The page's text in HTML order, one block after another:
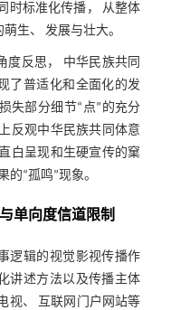
时标准化传播， 从整体
生、 发展与壮大。
度反思， 中华民族共同
了普适化和全面化的发
失部分细节“点”的充分
反观中华民族共同体意
白呈现和生硬宣传的窠
“孤鸣”现象。
单向度信道限制
逻辑的视觉影视传播作
讲述方法以及传播主体
视、 互联网门户网站等